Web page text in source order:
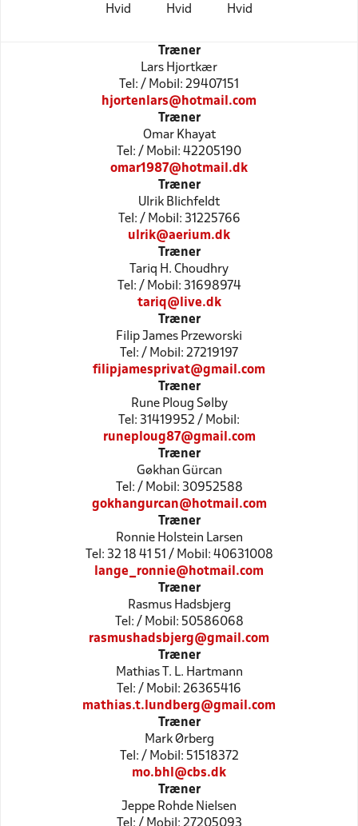
Hvid Hvid Hvid
Træner
Lars Hjortkær
Tel: / Mobil: 29407151
hjortenlars@hotmail.com
Træner
Omar Khayat
Tel: / Mobil: 42205190
omar1987@hotmail.dk
Træner
Ulrik Blichfeldt
Tel: / Mobil: 31225766
ulrik@aerium.dk
Træner
Tariq H. Choudhry
Tel: / Mobil: 31698974
tariq@live.dk
Træner
Filip James Przeworski
Tel: / Mobil: 27219197
filipjamesprivat@gmail.com
Træner
Rune Ploug Sølby
Tel: 31419952 / Mobil:
runeploug87@gmail.com
Træner
Gøkhan Gürcan
Tel: / Mobil: 30952588
gokhangurcan@hotmail.com
Træner
Ronnie Holstein Larsen
Tel: 32 18 41 51 / Mobil: 40631008
lange_ronnie@hotmail.com
Træner
Rasmus Hadsbjerg
Tel: / Mobil: 50586068
rasmushadsbjerg@gmail.com
Træner
Mathias T. L. Hartmann
Tel: / Mobil: 26365416
mathias.t.lundberg@gmail.com
Træner
Mark Ørberg
Tel: / Mobil: 51518372
mo.bhl@cbs.dk
Træner
Jeppe Rohde Nielsen
Tel: / Mobil: 27205093